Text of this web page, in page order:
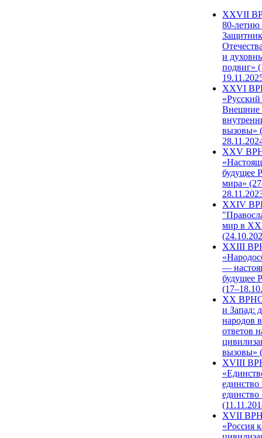
ХХVII
80-
и
подвиг»
XXVI
Внешние
вызовы»
XXV
будущее
мира»
XXIV
мир в
XXIII
—
будущее
XX ВРНС
и Запад:
народов
ответов
вызовы»
XVIII
единство
единство
XVII
«Россия